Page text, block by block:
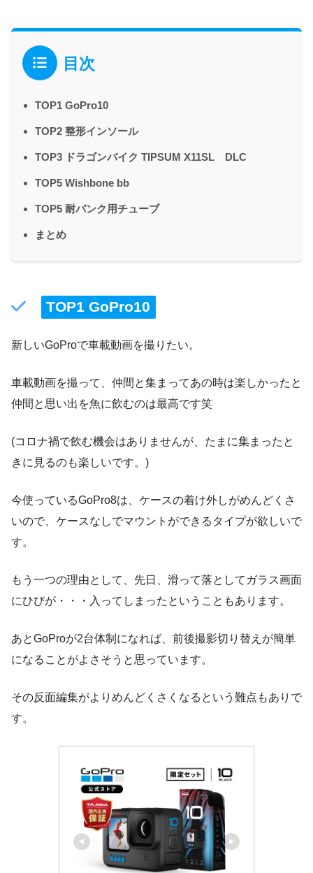
目次
TOP1 GoPro10
TOP2 整形インソール
TOP3 ドラゴンバイク TIPSUM X11SL DLC
TOP5 Wishbone bb
TOP5 耐パンク用チューブ
まとめ
TOP1 GoPro10
新しいGoProで車載動画を撮りたい。
車載動画を撮って、仲間と集まってあの時は楽しかったと
仲間と思い出を魚に飲むのは最高です笑
(コロナ禍で飲む機会はありませんが、たまに集まったと
きに見るのも楽しいです。)
今使っているGoPro8は、ケースの着け外しがめんどくさ
いので、ケースなしでマウントができるタイプが欲しいで
す。
もう一つの理由として、先日、滑って落としてガラス画面
にひびが・・・入ってしまったということもあります。
あとGoProが2台体制になれば、前後撮影切り替えが簡単
になることがよさそうと思っています。
その反面編集がよりめんどくさくなるという難点もありで
す。